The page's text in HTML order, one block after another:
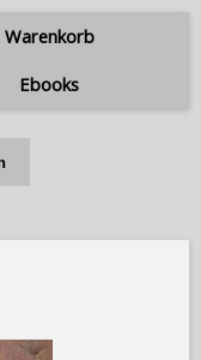
Warenkorb
Ebooks